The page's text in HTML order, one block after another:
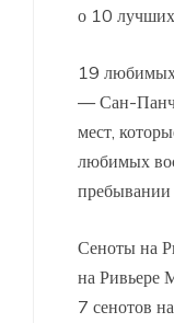
о 10 лучших
19
— Сан-
мест,
любимых
пребывании
Сеноты на
на
7 сенотов